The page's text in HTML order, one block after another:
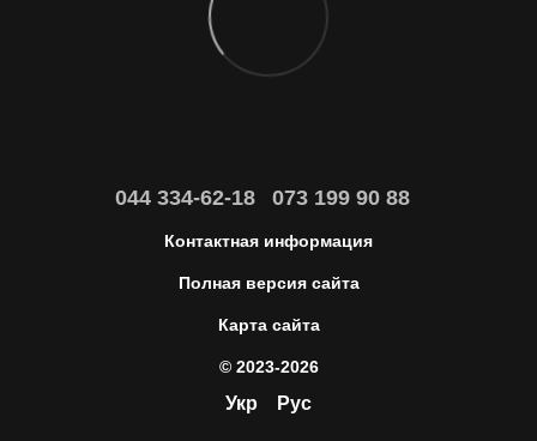
044 334-62-18 073 199 90 88
Контактная информация
Полная версия сайта
Карта сайта
© 2023-2026
Укр Рус